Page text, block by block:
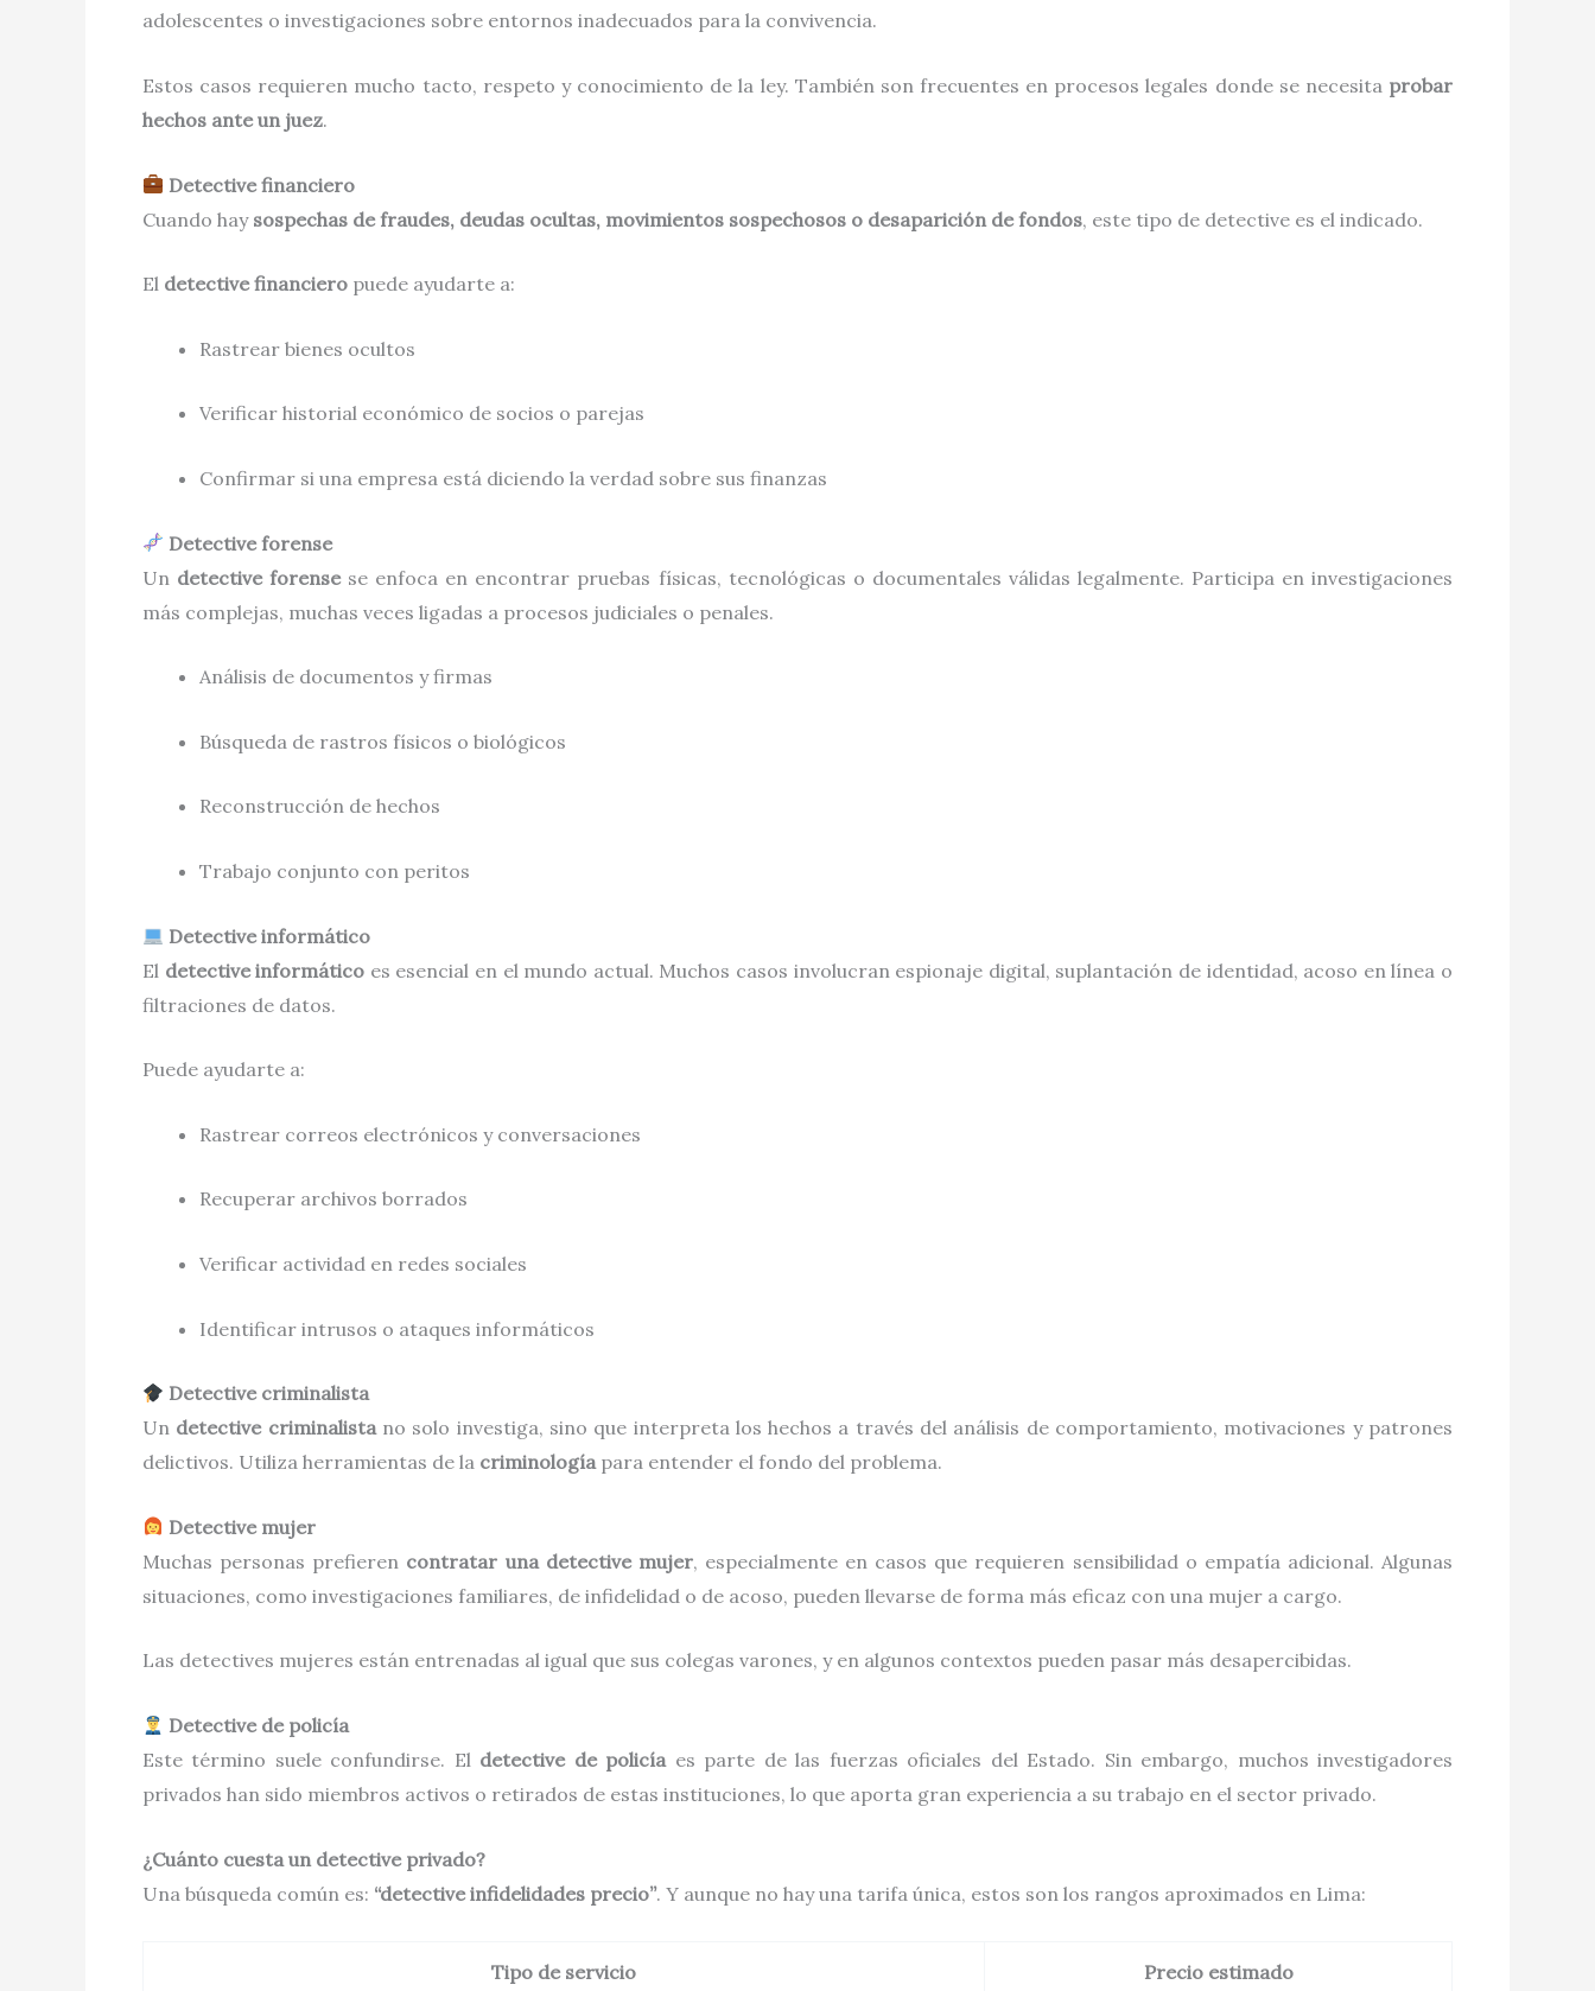
adolescentes o investigaciones sobre entornos inadecuados para la convivencia.
Estos casos requieren mucho tacto, respeto y conocimiento de la ley. También son frecuentes en procesos legales donde se necesita probar
hechos ante un juez.
Detective financiero
Cuando hay sospechas de fraudes, deudas ocultas, movimientos sospechosos o desaparición de fondos, este tipo de detective es el indicado.
El detective financiero puede ayudarte a:
Rastrear bienes ocultos
Verificar historial económico de socios o parejas
Confirmar si una empresa está diciendo la verdad sobre sus finanzas
Detective forense
Un detective forensese enfoca en encontrar pruebas físicas, tecnológicas o documentales válidas legalmente. Participa en investigaciones
más complejas, muchas veces ligadas a procesos judiciales o penales.
Análisis de documentos y firmas
Búsqueda de rastros físicos o biológicos
Reconstrucción de hechos
Trabajo conjunto con peritos
Detective informático
El detective informático es esencial en el mundo actual. Muchos casos involucran espionaje digital, suplantación de identidad, acoso en línea o
filtraciones de datos.
Puede ayudarte a:
Rastrear correos electrónicos y conversaciones
Recuperar archivos borrados
Verificar actividad en redes sociales
Identificar intrusos o ataques informáticos
Detective criminalista
Un detective criminalistano solo investiga, sino que interpreta los hechos a través del análisis de comportamiento, motivaciones y patrones
delictivos. Utiliza herramientas de la criminologíapara entender el fondo del problema.
Detective mujer
Muchas personas prefieren contratar una detective mujer, especialmente en casos que requieren sensibilidad o empatía adicional. Algunas
situaciones, como investigaciones familiares, de infidelidad o de acoso, pueden llevarse de forma más eficaz con una mujer a cargo.
Las detectives mujeres están entrenadas al igual que sus colegas varones, y en algunos contextos pueden pasar más desapercibidas.
Detective de policía
Este término suele confundirse. El detective de policía es parte de las fuerzas oficiales del Estado. Sin embargo, muchos investigadores
privados han sido miembros activos o retirados de estas instituciones, lo que aporta gran experiencia a su trabajo en el sector privado.
¿Cuánto cuesta un detective privado?
Una búsqueda común es: “detective infidelidades precio”. Y aunque no hay una tarifa única, estos son los rangos aproximados en Lima:
Tipo de servicio Precio estimado